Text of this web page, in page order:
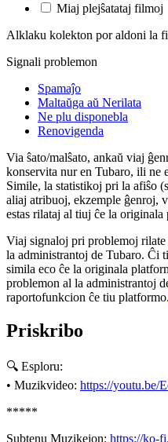
Miaj plejŝatataj filmoj
Alklaku kolekton por aldoni la
Signali problemon
Spamaĵo
Maltaŭga aŭ Nerilata
Ne plu disponebla
Renovigenda
Via ŝato/malŝato, ankaŭ viaj
konservita nur en Tubaro, ili ne
Simile, la statistikoj pri la afiŝo
aliaj atribuoj, ekzemple ĝenroj,
estas rilataj al tiuj ĉe la originala
Viaj signaloj pri problemoj rilate
la administrantoj de Tubaro. Ĉi
simila eco ĉe la originala
problemon al la administrantoj
raportofunkcion ĉe tiu platformo.
Priskribo
🔍 Esploru:
• Muzikvideo: https://youtu.be/
*****
Subtenu Muzikejon: https://ko-